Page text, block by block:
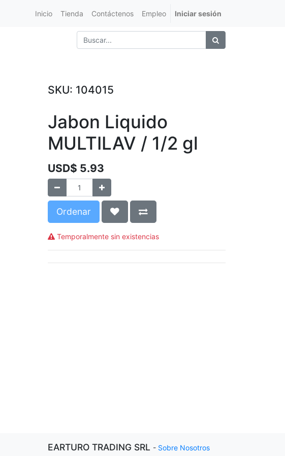
Inicio Tienda Contáctenos Empleo Iniciar sesión
SKU: 104015
Jabon Liquido
MULTILAV / 1/2 gl
USD$ 5.93
Ordenar
Temporalmente sin existencias
EARTURO TRADING SRL - Sobre Nosotros